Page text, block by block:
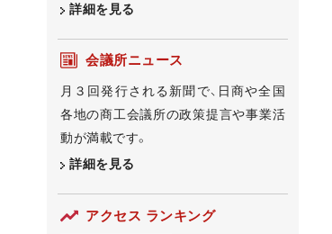
詳細を見る
会議所ニュース
月３回発行される新聞で、日商や全国
各地の商工会議所の政策提言や事業活
動が満載です。
詳細を見る
アクセス ランキング